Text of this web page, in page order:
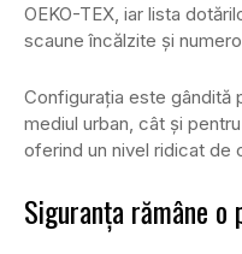
OEKO-TEX, iar lista
scaune încălzite și
Configurația este gândită
mediul urban, cât și
oferind un nivel ridicat de
Siguranța rămâne